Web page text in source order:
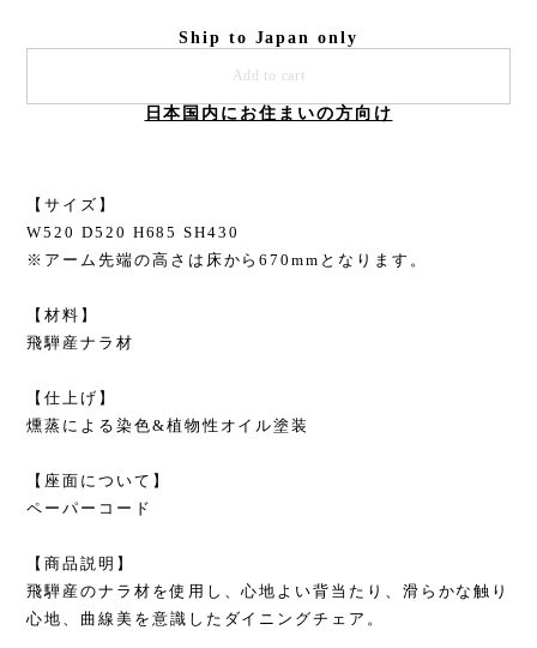
Ship to Japan only
Add to cart
日本国内にお住まいの方向け
【サイズ】
W520 D520 H685 SH430
※アーム先端の高さは床から670mmとなります。
【材料】
飛騨産ナラ材
【仕上げ】
燻蒸による染色&植物性オイル塗装
【座面について】
ペーパーコード
【商品説明】
飛騨産のナラ材を使用し、心地よい背当たり、滑らかな触り
心地、曲線美を意識したダイニングチェア。